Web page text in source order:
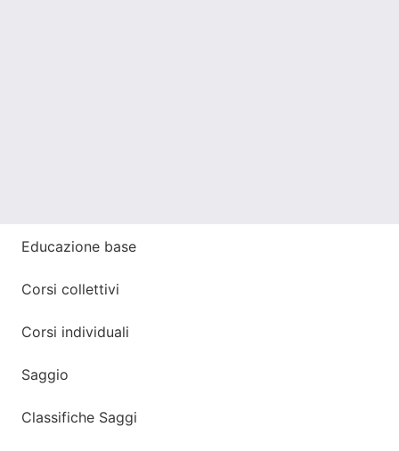
Educazione base
Corsi collettivi
Corsi individuali
Saggio
Classifiche Saggi